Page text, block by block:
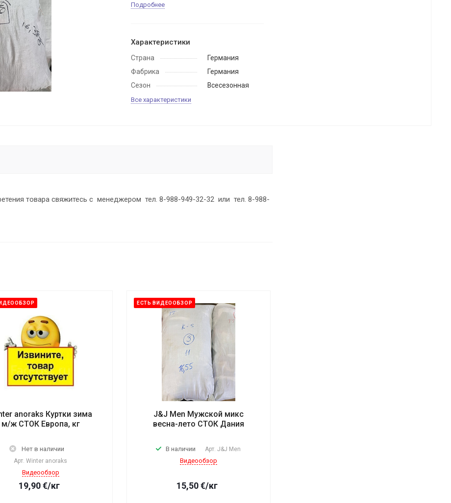
Подробнее
Характеристики
Страна
Германия
Фабрика
Германия
Сезон
Всесезонная
Все характеристики
товара свяжитесь с менеджером тел. 8-988-949-32-32 или тел. 8-988-
anoraks Куртки зима
м/ж СТОК Европа, кг
Нет в наличии
Арт.Winter anoraks
Видеообзор
19,90€/кг
ЕСТЬ ВИДЕООБЗОР
J&J Men Мужской микс
весна-лето СТОК Дания
В наличии Арт.J&J Men
Видеообзор
15,50€/кг